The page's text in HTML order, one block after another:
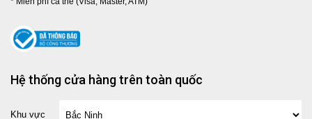
Hệ thống cửa hàng trên toàn quốc
Khu vực